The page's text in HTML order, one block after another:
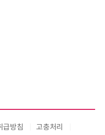
급방침 고충처리